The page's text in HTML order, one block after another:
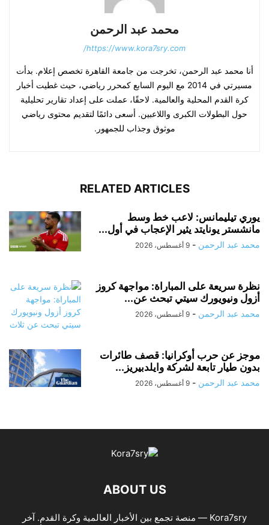
محمد عبد الرحمن
https://www.kora7sry.com/
أنا محمد عبد الرحمن، تخرجت من جامعة القاهرة تخصص إعلام. بدأت
مسيرتي في 2014 مع اليوم السابع كمحرر رياضي، حيث غطيت أخبار
كرة القدم المحلية والعالمية. لاحقًا، عملت على إعداد تقارير تحليلية
حول البطولات الكبرى واللاعبين. أسعى دائمًا لتقديم محتوى رياضي
موثوق وجذاب للجمهور.
RELATED ARTICLES
يوري تيليمانس: لاعب خط وسط
مانشستر يونايتد يثير الإعجاب في أول...
محمد عبد الرحمن - 9 أغسطس، 2026
نظرة سريعة على المباراة: مواجهة كروز
أزول ونيويورك سيتي تبحث عن...
محمد عبد الرحمن - 9 أغسطس، 2026
موجز عن حرب أوكرانيا: قصف طائرات
بدون طيار تابعة لشركة وايلدبيريز...
محمد عبد الرحمن - 9 أغسطس، 2026
ABOUT US
Kora7sry — منصة تجمع بين الأخبار العالمية وكرة القدم. آخر